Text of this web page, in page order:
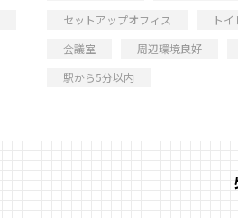
セットアップオフィス
ト
会議室
周辺環境良好
駅から5分以内